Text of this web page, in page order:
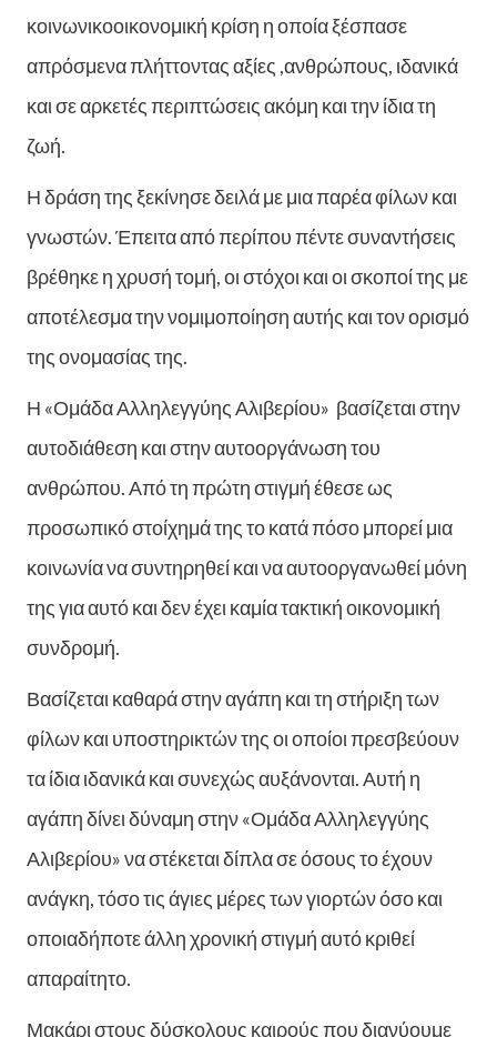
κοινωνικοοικονομική κρίση η οποία ξέσπασε
απρόσμενα πλήττοντας αξίες ,ανθρώπους, ιδανικά
και σε αρκετές περιπτώσεις ακόμη και την ίδια τη
ζωή.
Η δράση της ξεκίνησε δειλά με μια παρέα φίλων και
γνωστών. Έπειτα από περίπου πέντε συναντήσεις
βρέθηκε η χρυσή τομή, οι στόχοι και οι σκοποί της με
αποτέλεσμα την νομιμοποίηση αυτής και τον ορισμό
της ονομασίας της.
Η «Ομάδα Αλληλεγγύης Αλιβερίου» βασίζεται στην
αυτοδιάθεση και στην αυτοοργάνωση του
ανθρώπου. Από τη πρώτη στιγμή έθεσε ως
προσωπικό στοίχημά της το κατά πόσο μπορεί μια
κοινωνία να συντηρηθεί και να αυτοοργανωθεί μόνη
της για αυτό και δεν έχει καμία τακτική οικονομική
συνδρομή.
Βασίζεται καθαρά στην αγάπη και τη στήριξη των
φίλων και υποστηρικτών της οι οποίοι πρεσβεύουν
τα ίδια ιδανικά και συνεχώς αυξάνονται. Αυτή η
αγάπη δίνει δύναμη στην «Ομάδα Αλληλεγγύης
Αλιβερίου» να στέκεται δίπλα σε όσους το έχουν
ανάγκη, τόσο τις άγιες μέρες των γιορτών όσο και
οποιαδήποτε άλλη χρονική στιγμή αυτό κριθεί
απαραίτητο.
Μακάρι στους δύσκολους καιρούς που διανύουμε